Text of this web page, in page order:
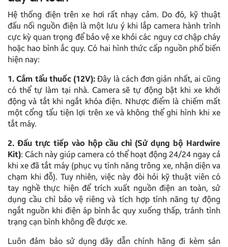
Hệ thống điện trên xe hơi rất nhạy cảm. Do đó, kỹ thuật
đấu nối nguồn điện là một lưu ý khi lắp camera hành trình
cực kỳ quan trọng để bảo vệ xe khỏi các nguy cơ chập cháy
hoặc hao bình ắc quy. Có hai hình thức cấp nguồn phổ biến
hiện nay:
1. Cắm tẩu thuốc (12V): Đây là cách đơn giản nhất, ai cũng
có thể tự làm tại nhà. Camera sẽ tự động bật khi xe khởi
động và tắt khi ngắt khóa điện. Nhược điểm là chiếm mất
một cổng tẩu tiện lợi trên xe và không thể ghi hình khi xe
tắt máy.
2. Đấu trực tiếp vào hộp cầu chì (Sử dụng bộ Hardwire
Kit): Cách này giúp camera có thể hoạt động 24/24 ngay cả
khi xe đã tắt máy (phục vụ tính năng trông xe, nhận diện va
chạm khi đỗ). Tuy nhiên, việc này đòi hỏi kỹ thuật viên có
tay nghề thực hiện để trích xuất nguồn điện an toàn, sử
dụng cầu chì bảo vệ riêng và tích hợp tính năng tự động
ngắt nguồn khi điện áp bình ắc quy xuống thấp, tránh tình
trạng cạn bình không đề được xe.
Luôn đảm bảo sử dụng dây dẫn chính hãng đi kèm sản